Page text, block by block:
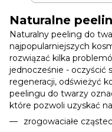
Naturalne
Naturalny peeling do
najpopularniejszych
rozwiązać kilka
jednocześnie - oczyścić
regeneracji, odświeżyć
peelingu do twarzy
które pozwoli uzyskać
zrogowaciałe